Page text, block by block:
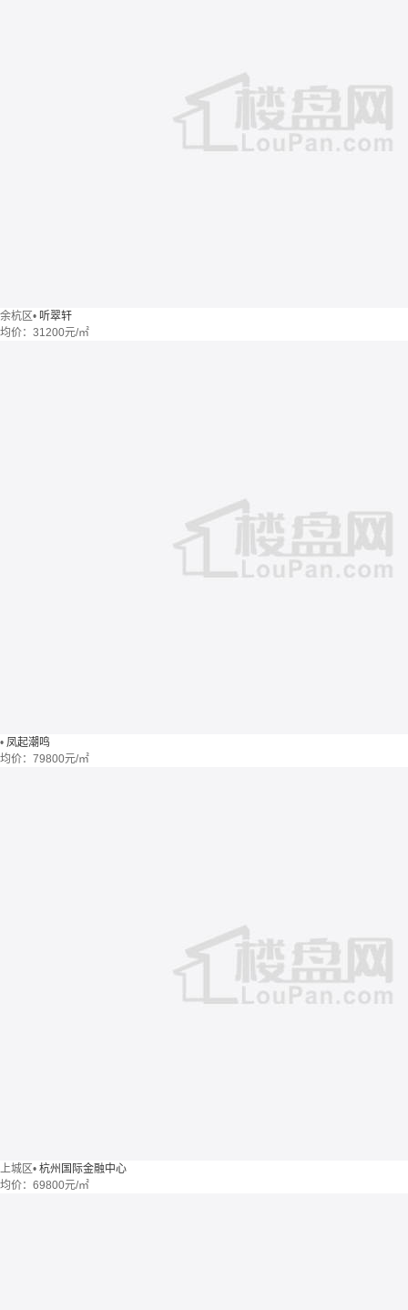
余杭区• 听翠轩
均价： 31200元/㎡
• 凤起潮鸣
均价： 79800元/㎡
上城区• 杭州国际金融中心
均价： 69800元/㎡